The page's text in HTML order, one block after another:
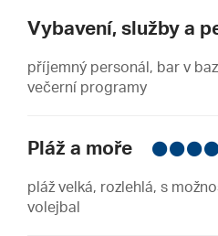
Vybavení, služby a
příjemný personál, bar v
večerní programy
Pláž a moře
pláž velká, rozlehlá, s
volejbal